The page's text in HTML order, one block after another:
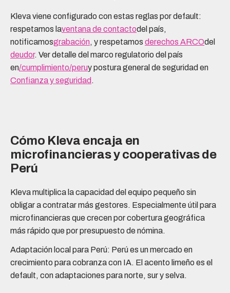
Kleva viene configurado con estas reglas por default:
respetamos laventana de contactodel país,
notificamosgrabación, y respetamos derechos ARCOdel
deudor. Ver detalle del marco regulatorio del país
en/cumplimiento/peruy postura general de seguridad en
Confianza y seguridad .
Cómo Kleva encaja en
microfinancieras y cooperativas de
Perú
Kleva multiplica la capacidad del equipo pequeño sin
obligar a contratar más gestores. Especialmente útil para
microfinancieras que crecen por cobertura geográfica
más rápido que por presupuesto de nómina.
Adaptación local para Perú: Perú es un mercado en
crecimiento para cobranza con IA. El acento limeño es el
default, con adaptaciones para norte, sur y selva.